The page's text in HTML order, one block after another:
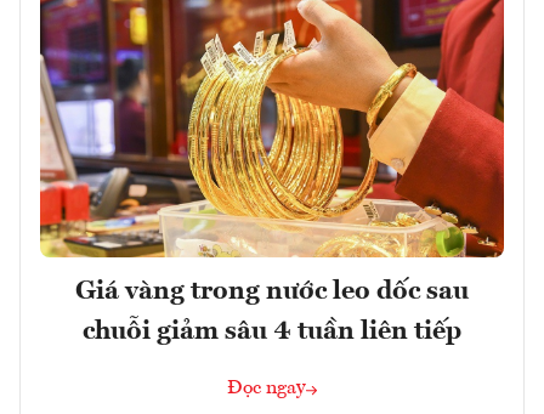
Giá vàng trong nước leo dốc sau
chuỗi giảm sâu 4 tuần liên tiếp
Đọc ngay